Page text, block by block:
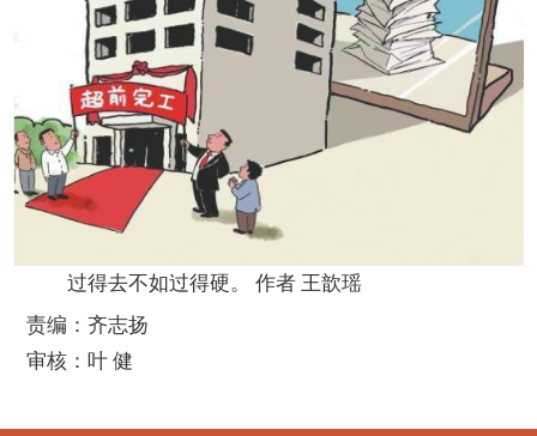
过得去不如过得硬。 作者 王歆瑶
责编：齐志扬
审核：叶 健